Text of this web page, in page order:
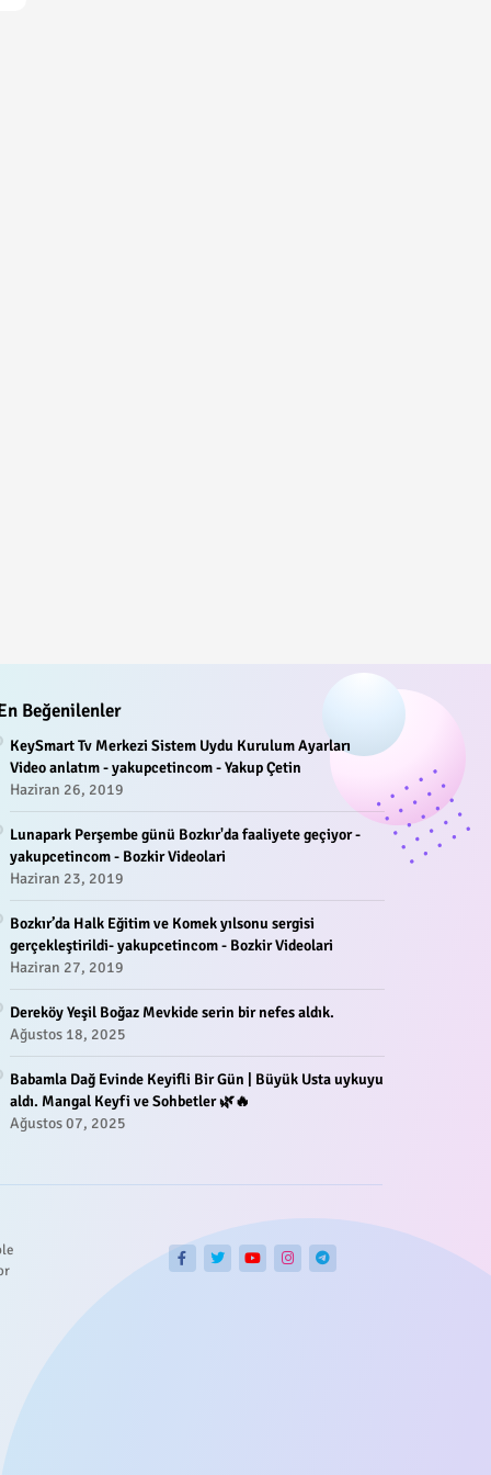
Beğenilenler
KeySmart Tv Merkezi Sistem Uydu Kurulum Ayarları
Video anlatım - yakupcetincom - Yakup Çetin
Haziran 26, 2019
Lunapark Perşembe günü Bozkır'da faaliyete geçiyor -
yakupcetincom - Bozkir Videolari
Haziran 23, 2019
Bozkır’da Halk Eğitim ve Komek yılsonu sergisi
gerçekleştirildi- yakupcetincom - Bozkir Videolari
Haziran 27, 2019
Dereköy Yeşil Boğaz Mevkide serin bir nefes aldık.
Ağustos 18, 2025
Babamla Dağ Evinde Keyifli Bir Gün | Büyük Usta uykuyu
aldı. Mangal Keyfi ve Sohbetler 🌿🔥
Ağustos 07, 2025